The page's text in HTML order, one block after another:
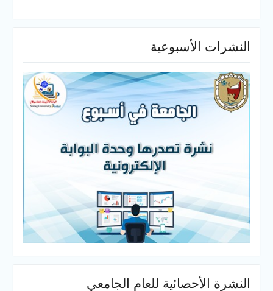
النشرات الأسبوعية
النشرة الأحصائية للعام الجامعي